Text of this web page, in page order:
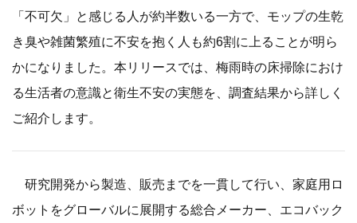
「不可欠」と感じる人が約半数いる一方で、モップの生乾
き臭や雑菌繁殖に不安を抱く人も約6割に上ることが明ら
かになりました。本リリースでは、梅雨時の床掃除におけ
る生活者の意識と衛生不安の実態を、調査結果から詳しく
ご紹介します。
研究開発から製造、販売までを一貫して行い、家庭用ロ
ボットをグローバルに展開する総合メーカー、エコバック